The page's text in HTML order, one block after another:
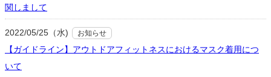
関しまして
2022/05/25（水) お知らせ
【ガイドライン】アウトドアフィットネスにおけるマスク着用につ
いて